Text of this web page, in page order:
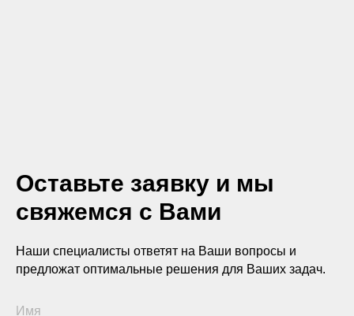
Оставьте заявку и мы
свяжемся с Вами
Наши специалисты ответят на Ваши вопросы и
предложат оптимальные решения для Ваших задач.
Имя